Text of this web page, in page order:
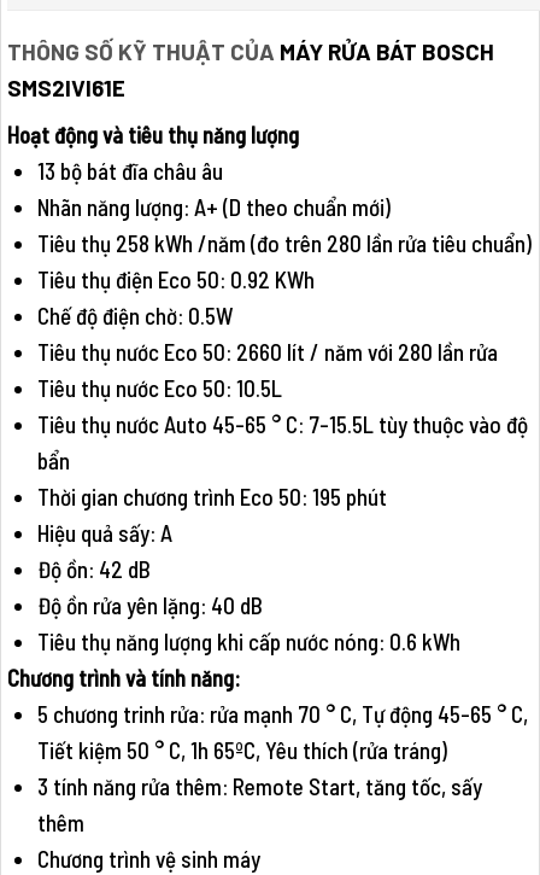
THÔNG SỐ KỸ THUẬT CỦA MÁY RỬA BÁT BOSCH
SMS2IVI61E
Hoạt động và tiêu thụ năng lượng
13 bộ bát đĩa châu âu
Nhãn năng lượng: A+ (D theo chuẩn mới)
Tiêu thụ 258 kWh /năm (đo trên 280 lần rửa tiêu chuẩn)
Tiêu thụ điện Eco 50: 0.92 KWh
Chế độ điện chờ: 0.5W
Tiêu thụ nước Eco 50: 2660 lít / năm với 280 lần rửa
Tiêu thụ nước Eco 50: 10.5L
Tiêu thụ nước Auto 45-65 ° C: 7-15.5L tùy thuộc vào độ
bẩn
Thời gian chương trình Eco 50: 195 phút
Hiệu quả sấy: A
Độ ồn: 42 dB
Độ ồn rửa yên lặng: 40 dB
Tiêu thụ năng lượng khi cấp nước nóng: 0.6 kWh
Chương trình và tính năng:
5 chương trinh rửa: rửa mạnh 70 ° C, Tự động 45-65 ° C,
Tiết kiệm 50 ° C, 1h 65ºC, Yêu thích (rửa tráng)
3 tính năng rửa thêm: Remote Start, tăng tốc, sấy
thêm
Chương trình vệ sinh máy